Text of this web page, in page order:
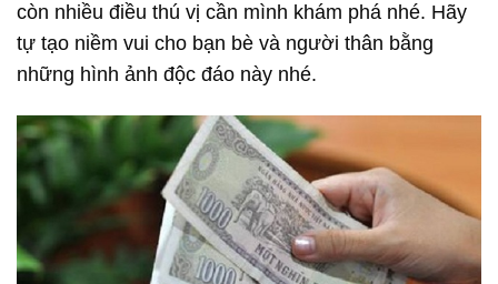
còn nhiều điều thú vị cần mình khám phá nhé. Hãy
tự tạo niềm vui cho bạn bè và người thân bằng
những hình ảnh độc đáo này nhé.